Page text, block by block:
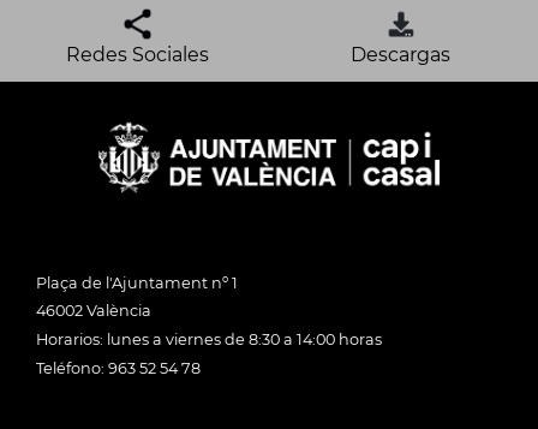
Redes Sociales Descargas
Plaça de l'Ajuntament nº 1
46002 València
Horarios: lunes a viernes de 8:30 a 14:00 horas
Teléfono: 963 52 54 78